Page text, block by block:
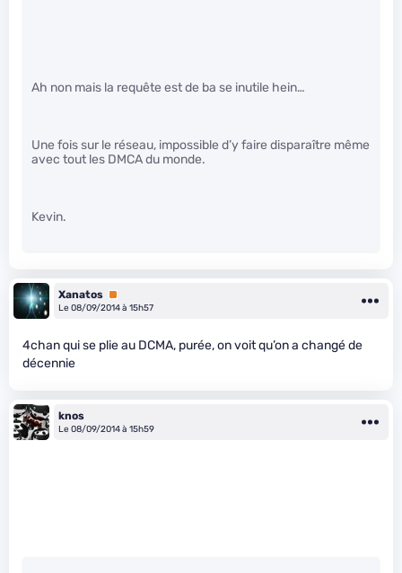
Ah non mais la requête est de ba se inutile hein…
Une fois sur le réseau, impossible d’y faire disparaître même
avec tout les DMCA du monde.
Kevin.
Xanatos Premium
Le 08/09/2014 à 15h57
4chan qui se plie au DCMA, purée, on voit qu’on a changé de
décennie
knos
Le 08/09/2014 à 15h59